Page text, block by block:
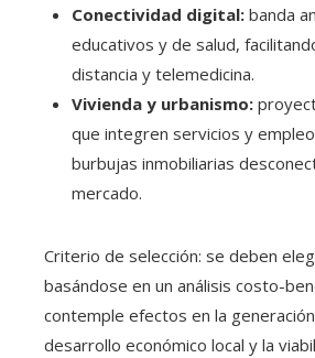
Conectividad digital: banda
educativos y de salud,
distancia y telemedicina.
Vivienda y urbanismo:
que integren servicios y
burbujas inmobiliarias
mercado.
Criterio de selección: se deben
basándose en un análisis costo-
contemple efectos en la
desarrollo económico local y la